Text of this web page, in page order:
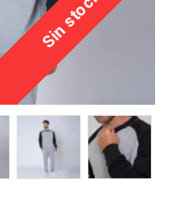
Sin stock